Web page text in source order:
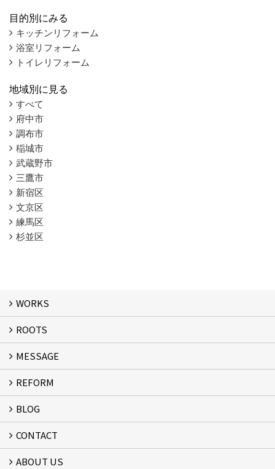
目的別にみる
キッチンリフォーム
浴室リフォーム
トイレリフォーム
地域別に見る
すべて
府中市
調布市
稲城市
武蔵野市
三鷹市
新宿区
文京区
練馬区
杉並区
WORKS
WORKS
ROOTS
ROOTS
MESSAGE
MESSAGE
FLOW
REFORM
リフォーム
BLOG
スタッフブログ
CONTACT
フォームで問い合わせる
ABOUT US